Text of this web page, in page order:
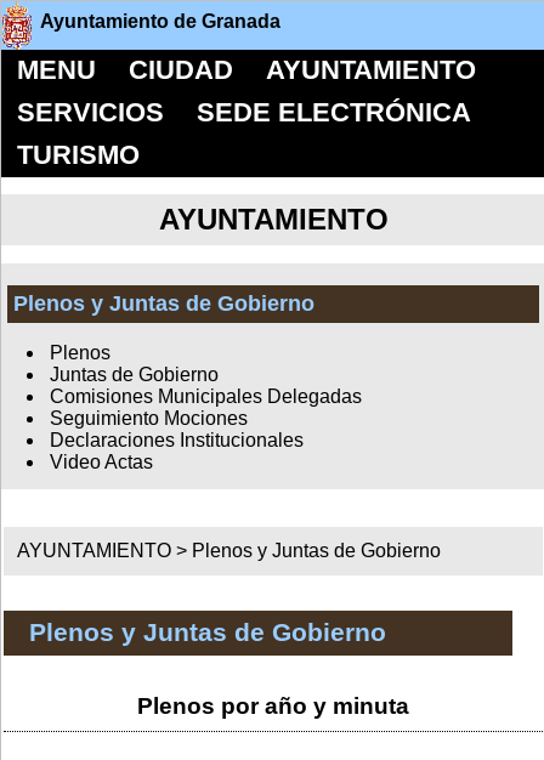
Ayuntamiento de Granada
MENU CIUDAD
AYUNTAMIENTO
SERVICIOS
SEDE ELECTRÓNICA
TURISMO
AYUNTAMIENTO
Plenos y Juntas de Gobierno
Plenos
Juntas de Gobierno
Comisiones Municipales Delegadas
Seguimiento Mociones
Declaraciones Institucionales
Video Actas
AYUNTAMIENTO > Plenos y Juntas de Gobierno
Plenos y Juntas de Gobierno
Plenos por año y minuta